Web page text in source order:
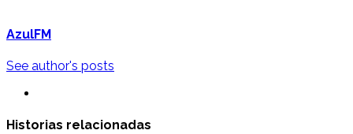
AzulFM
See author's posts
Historias relacionadas